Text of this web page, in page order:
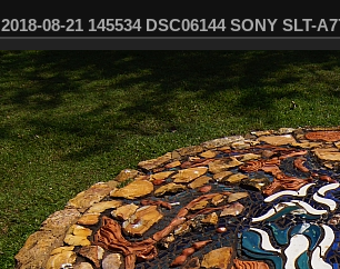
2018-08-21 145534 DSC06144 SONY SLT-